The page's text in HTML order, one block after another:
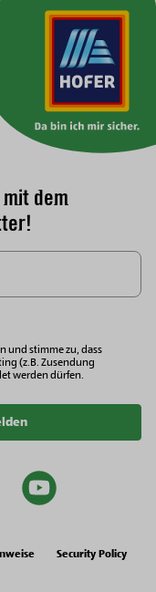
dem
und stimme zu, dass
(z.B. Zusendung
werden dürfen.
Security Policy